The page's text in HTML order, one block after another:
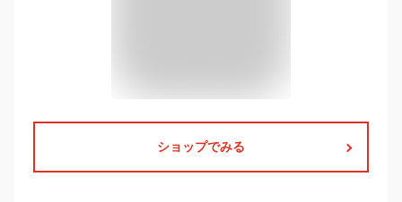
ショップでみる